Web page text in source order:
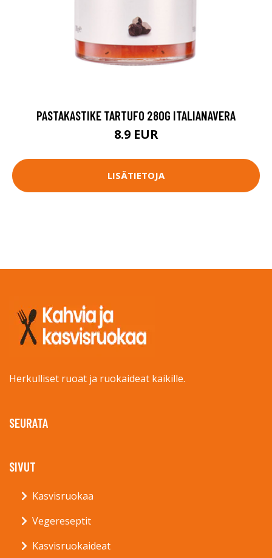
PASTAKASTIKE TARTUFO 280G ITALIANAVERA
8.9 EUR
LISÄTIETOJA
Herkulliset ruoat ja ruokaideat kaikille.
SEURATA
SIVUT
Kasvisruokaa
Vegereseptit
Kasvisruokaideat